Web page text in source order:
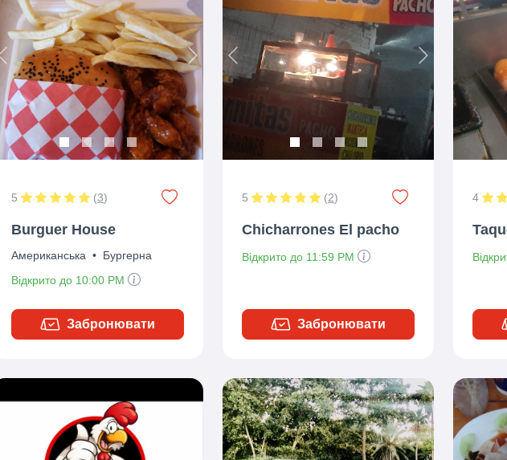
Previous Next
5 (3)
Burguer House
Американська • Бургерна
Відкрито до 10:00 PM
Забронювати
Previous Next
5 (2)
Chicharrones El pacho
Відкрито до 11:59 PM
Забронювати
4